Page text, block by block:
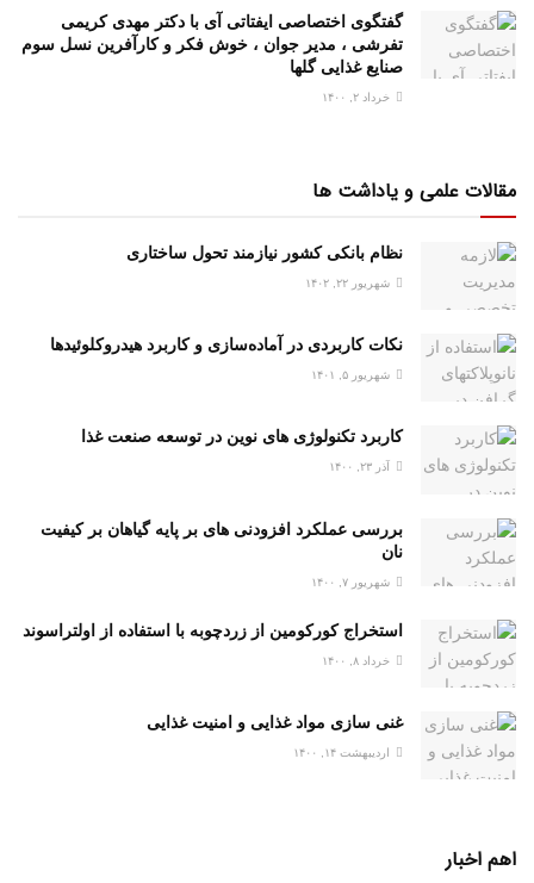
گفتگوی اختصاصی ایفتاتی آی با دکتر مهدی کریمی
تفرشی ، مدیر جوان ، خوش فکر و کارآفرین نسل سوم
صنایع غذایی گلها
خرداد ۲, ۱۴۰۰
مقالات علمی و یاداشت ها
نظام بانکی کشور نیازمند تحول ساختاری
شهریور ۲۲, ۱۴۰۲
نکات کاربردی در آماده‌سازی و کاربرد هیدروکلوئیدها
شهریور ۵, ۱۴۰۱
کاربرد تکنولوژی های نوین در توسعه صنعت غذا
آذر ۲۳, ۱۴۰۰
بررسی عملکرد افزودنی های بر پایه گیاهان بر کیفیت
نان
شهریور ۷, ۱۴۰۰
استخراج کورکومین از زردچوبه با استفاده از اولتراسوند
خرداد ۸, ۱۴۰۰
غنی سازی مواد غذایی و امنیت غذایی
اردیبهشت ۱۴, ۱۴۰۰
اهم اخبار